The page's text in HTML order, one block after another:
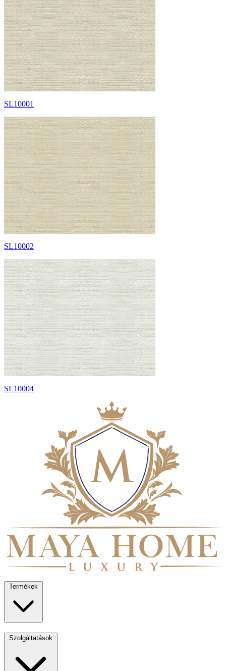
SL10001
SL10002
SL10004
Termékek
Szolgáltatások